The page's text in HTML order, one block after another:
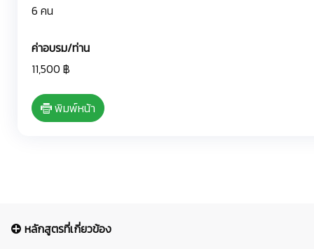
6 คน
ค่าอบรม/ท่าน
11,500 ฿
พิมพ์หน้า
หลักสูตรที่เกี่ยวข้อง